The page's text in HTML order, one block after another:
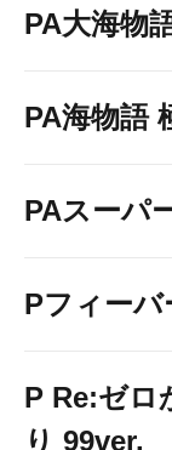
PA大海物
PA海物語
PAスーパ
Pフィー
P Re:ゼロ
り 99ver.